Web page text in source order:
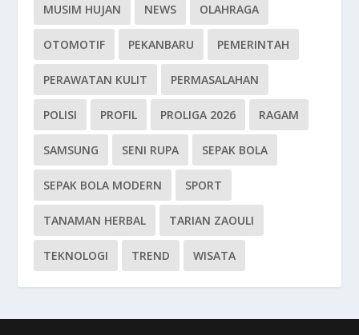
MUSIM HUJAN NEWS OLAHRAGA
OTOMOTIF PEKANBARU PEMERINTAH
PERAWATAN KULIT PERMASALAHAN
POLISI PROFIL PROLIGA 2026 RAGAM
SAMSUNG SENI RUPA SEPAK BOLA
SEPAK BOLA MODERN SPORT
TANAMAN HERBAL TARIAN ZAOULI
TEKNOLOGI TREND WISATA